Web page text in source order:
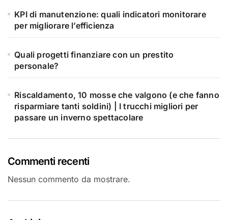
KPI di manutenzione: quali indicatori monitorare
per migliorare l’efficienza
Quali progetti finanziare con un prestito
personale?
Riscaldamento, 10 mosse che valgono (e che fanno
risparmiare tanti soldini) | I trucchi migliori per
passare un inverno spettacolare
Commenti recenti
Nessun commento da mostrare.